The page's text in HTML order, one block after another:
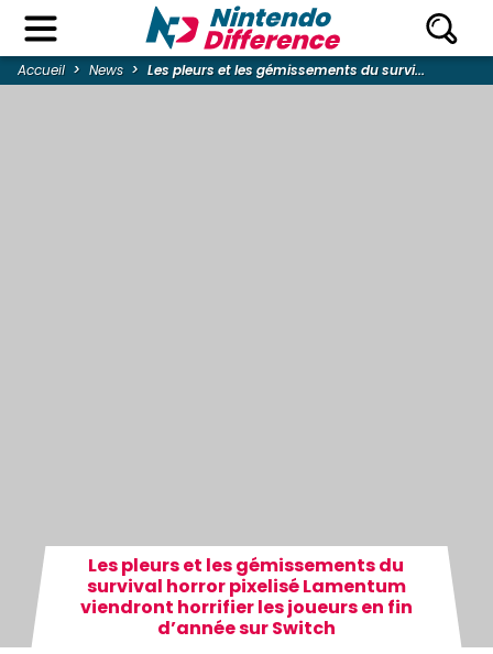
Accueil News Les pleurs et les gémissements du survi...
Les pleurs et les gémissements du
survival horror pixelisé Lamentum
viendront horrifier les joueurs en fin
d’année sur Switch